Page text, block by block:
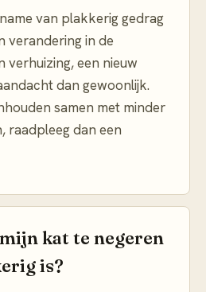
van plakkerig gedrag
verandering in de
verhuizing, een nieuw
dan gewoonlijk.
samen met minder
raadpleeg dan een
kat te negeren
is?